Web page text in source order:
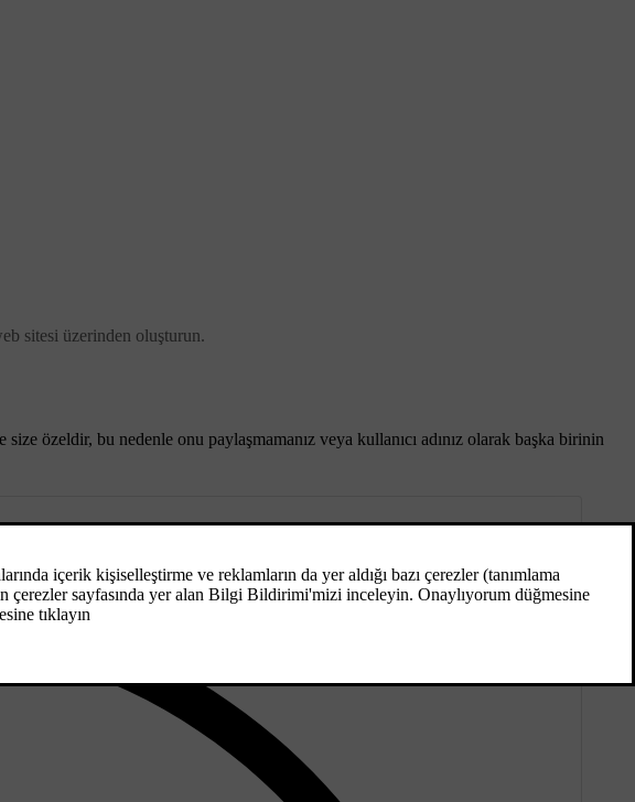
sitesi üzerinden oluşturun.
size özeldir, bu nedenle onu paylaşmamanız veya kullanıcı adınız olarak başka birinin